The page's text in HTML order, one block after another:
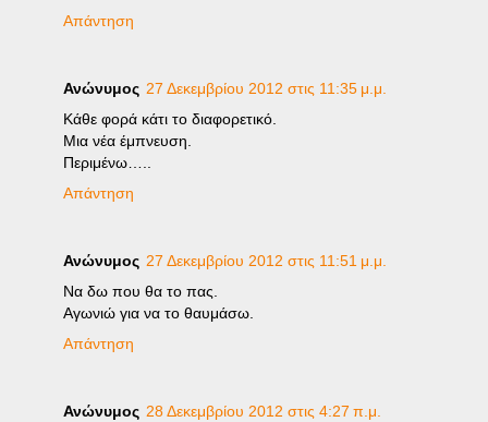
Απάντηση
Ανώνυμος 27 Δεκεμβρίου 2012 στις 11:35 μ.μ.
Κάθε φορά κάτι το διαφορετικό.
Μια νέα έμπνευση.
Περιμένω…..
Απάντηση
Ανώνυμος 27 Δεκεμβρίου 2012 στις 11:51 μ.μ.
Να δω που θα το πας.
Αγωνιώ για να το θαυμάσω.
Απάντηση
Ανώνυμος 28 Δεκεμβρίου 2012 στις 4:27 π.μ.